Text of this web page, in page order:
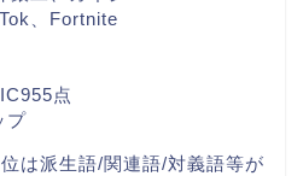
、Fortnite
点
プ
は派生語/関連語/対義語等が